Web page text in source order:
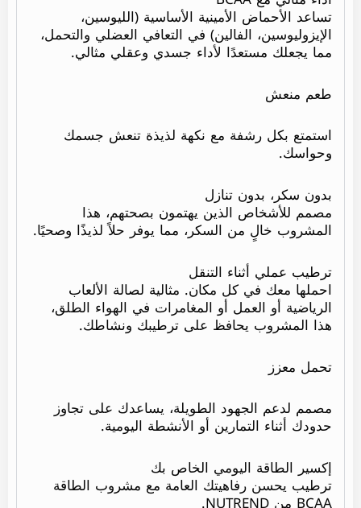
تساعد الأحماض الأمينية الأساسية (الليوسين،
الإيزوليوسين، الفالين) في التعافي العضلي والتحمل،
مما يجعلك مستعدًا لأداء جسدي وعقلي مثالي.
طعم منعش
استمتع بكل رشفة مع نكهة لذيذة تنعش جسمك
وحواسك.
بدون سكر، بدون تنازل
مصمم للأشخاص الذين يهتمون بصحتهم، هذا
المشروب خالٍ من السكر، مما يوفر حلاً لذيذًا وصحيًا.
ترطيب عملي أثناء التنقل
احملها معك في كل مكان. مثالية لصالة الألعاب
الرياضية أو العمل أو المغامرات في الهواء الطلق،
هذا المشروب يحافظ على ترطيبك ونشاطك.
تحمل معزز
مصمم لدعم الجهود الطويلة، يساعدك على تجاوز
حدودك أثناء التمارين أو الأنشطة اليومية.
إكسير الطاقة اليومي الخاص بك
ترطيب يحسن رفاهيتك العامة مع مشروب الطاقة